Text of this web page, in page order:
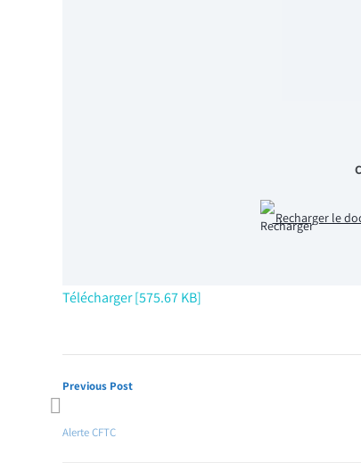
Recharger le
Télécharger [575.67 KB]
Previous Post
Alerte CFTC